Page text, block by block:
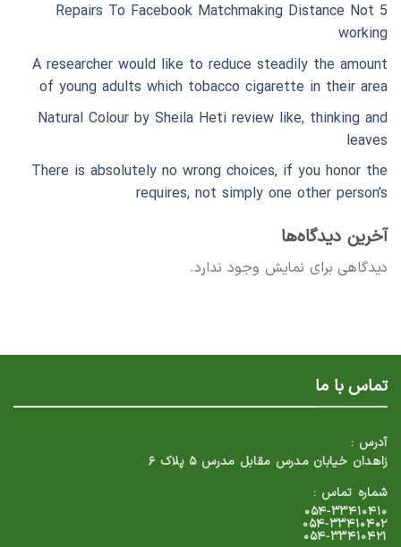
5 Repairs To Facebook Matchmaking Distance Not
working
A researcher would like to reduce steadily the amount
of young adults which tobacco cigarette in their area
Natural Colour by Sheila Heti review like, thinking and
leaves
There is absolutely no wrong choices, if you honor the
requires, not simply one other person’s
آخرین دیدگاه‌ها
دیدگاهی برای نمایش وجود ندارد.
تماس با ما
آدرس :
زاهدان خیابان مدرس مقابل مدرس ۵ پلاک ۶
شماره تماس :
۰۵۴-۳۳۴۱۰۴۱۰
۰۵۴-۳۳۴۱۰۴۰۲
۰۵۴-۳۳۴۱۰۴۲۱